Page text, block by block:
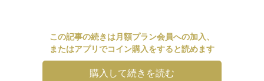
この記事の続きは月額プラン会員への加入、
またはアプリでコイン購入をすると読めます
購入して続きを読む